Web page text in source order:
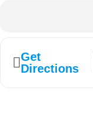
Get
Directions